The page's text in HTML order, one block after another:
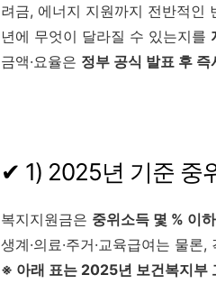
려금, 에너지 지원까지 전반적인
년에 무엇이 달라질 수 있는지를
금액·요율은 정부 공식 발표 후 즉
✔ 1) 2025년 기준 중
복지지원금은 중위소득 몇 % 이
생계·의료·주거·교육급여는 물
※ 아래 표는 2025년 보건복지부